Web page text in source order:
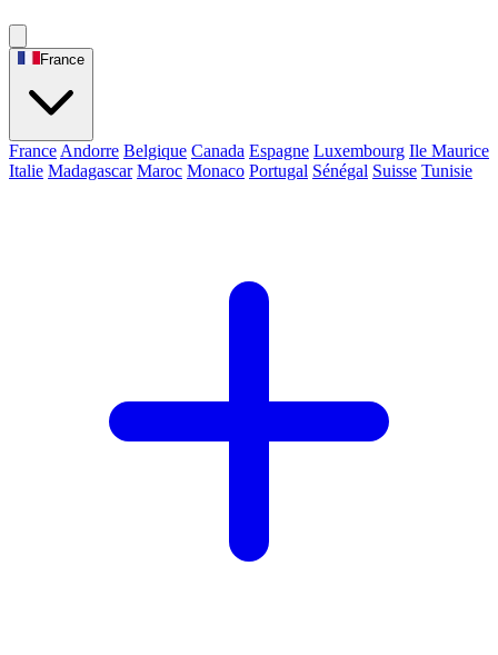
France
France Andorre Belgique Canada Espagne Luxembourg Ile Maurice
Italie Madagascar Maroc Monaco Portugal Sénégal Suisse Tunisie